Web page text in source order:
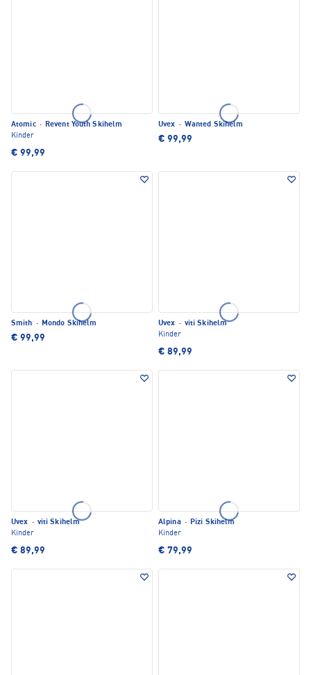
Atomic · Revent Youth Skihelm
Kinder
€ 99,99
Uvex · Wanted Skihelm
€ 99,99
Smith · Mondo Skihelm
€ 99,99
Uvex · viti Skihelm
Kinder
€ 89,99
Uvex · viti Skihelm
Kinder
€ 89,99
Alpina · Pizi Skihelm
Kinder
€ 79,99